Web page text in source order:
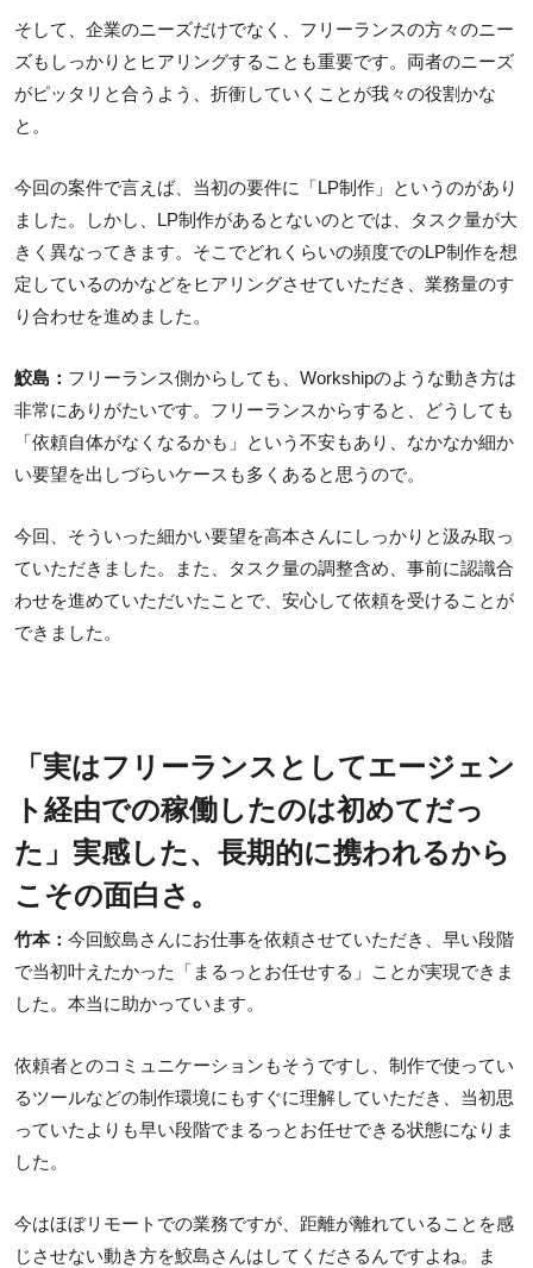
そして、企業のニーズだけでなく、フリーランスの方々のニー
ズもしっかりとヒアリングすることも重要です。両者のニーズ
がピッタリと合うよう、折衝していくことが我々の役割かな
と。
今回の案件で言えば、当初の要件に「LP制作」というのがあり
ました。しかし、LP制作があるとないのとでは、タスク量が大
きく異なってきます。そこでどれくらいの頻度でのLP制作を想
定しているのかなどをヒアリングさせていただき、業務量のす
り合わせを進めました。
鮫島： フリーランス側からしても、Workshipのような動き方は
非常にありがたいです。フリーランスからすると、どうしても
「依頼自体がなくなるかも」という不安もあり、なかなか細か
い要望を出しづらいケースも多くあると思うので。
今回、そういった細かい要望を高本さんにしっかりと汲み取っ
ていただきました。また、タスク量の調整含め、事前に認識合
わせを進めていただいたことで、安心して依頼を受けることが
できました。
「実はフリーランスとしてエージェン
ト経由での稼働したのは初めてだっ
た」実感した、長期的に携われるから
こその面白さ。
竹本： 今回鮫島さんにお仕事を依頼させていただき、早い段階
で当初叶えたかった「まるっとお任せする」ことが実現できま
した。本当に助かっています。
依頼者とのコミュニケーションもそうですし、制作で使ってい
るツールなどの制作環境にもすぐに理解していただき、当初思
っていたよりも早い段階でまるっとお任せできる状態になりま
した。
今はほぼリモートでの業務ですが、距離が離れていることを感
じさせない動き方を鮫島さんはしてくださるんですよね。ま